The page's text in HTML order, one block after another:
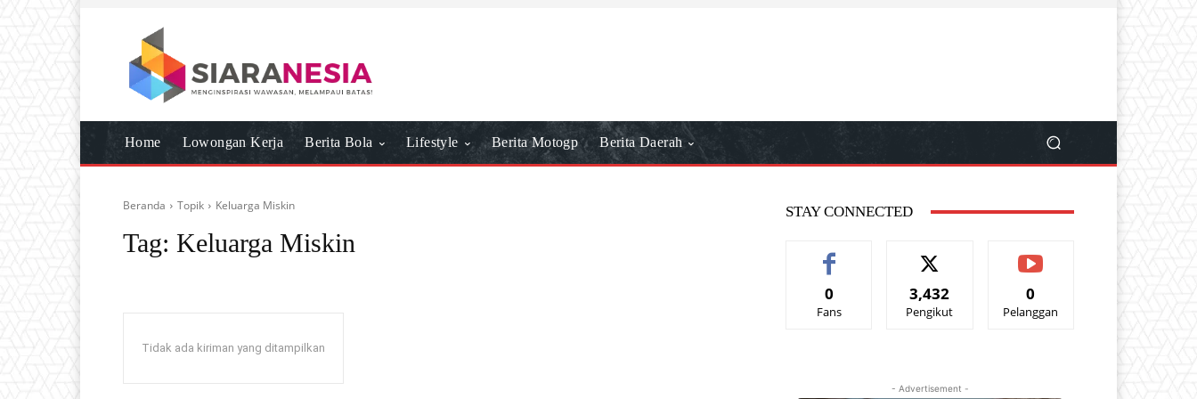
Home Lowongan Kerja Berita Bola Lifestyle Berita Motogp Berita Daerah
Beranda Topik Keluarga Miskin
Tag: Keluarga Miskin
Tidak ada kiriman yang ditampilkan
STAY CONNECTED
0
Fans
3,432
Pengikut
0
Pelanggan
- Advertisement -